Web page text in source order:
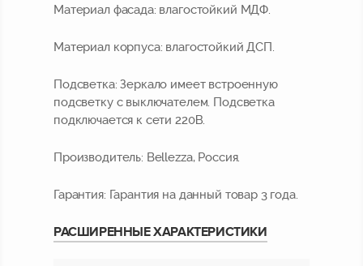
Материал фасада: влагостойкий МДФ.
Материал корпуса: влагостойкий ДСП.
Подсветка: Зеркало имеет встроенную
подсветку с выключателем. Подсветка
подключается к сети 220В.
Производитель: Bellezza, Россия.
Гарантия: Гарантия на данный товар 3 года.
РАСШИРЕННЫЕ ХАРАКТЕРИСТИКИ